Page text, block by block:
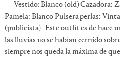
Vestido: Blanco (old) Cazadora:
Pamela: Blanco Pulsera perlas:
(publicista) Este outfit es de hace
las lluvias no se habían cernido
siempre nos queda la máxima de